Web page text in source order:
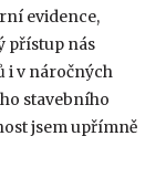
evidence,
přístup nás
i v náročných
stavebního
jsem upřímně